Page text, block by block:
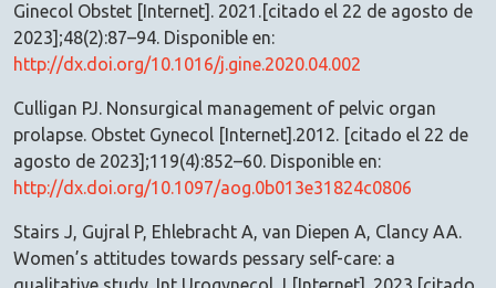
Ginecol Obstet [Internet]. 2021.[citado el 22 de agosto de
2023];48(2):87–94. Disponible en:
http://dx.doi.org/10.1016/j.gine.2020.04.002
Culligan PJ. Nonsurgical management of pelvic organ
prolapse. Obstet Gynecol [Internet].2012. [citado el 22 de
agosto de 2023];119(4):852–60. Disponible en:
http://dx.doi.org/10.1097/aog.0b013e31824c0806
Stairs J, Gujral P, Ehlebracht A, van Diepen A, Clancy AA.
Women’s attitudes towards pessary self-care: a